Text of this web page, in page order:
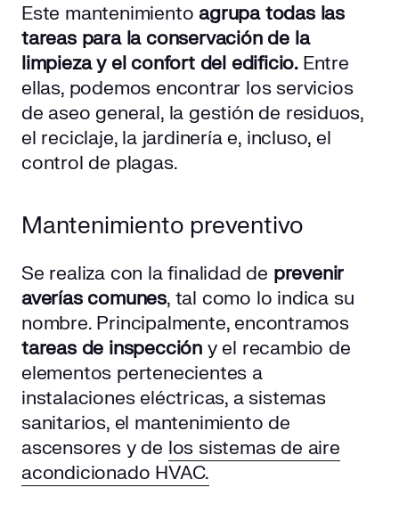
Este mantenimientoagrupa todas las
tareas para la conservación de la
limpieza y el confort del edificio. Entre
ellas, podemos encontrar los servicios
de aseo general, la gestión de residuos,
el reciclaje, la jardinería e, incluso, el
control de plagas.
Mantenimiento preventivo
Se realiza con la finalidad de prevenir
averías comunes, tal como lo indica su
nombre. Principalmente, encontramos
tareas de inspección y el recambio de
elementos pertenecientes a
instalaciones eléctricas, a sistemas
sanitarios, el mantenimiento de
ascensores y de los sistemas de aire
acondicionado HVAC.